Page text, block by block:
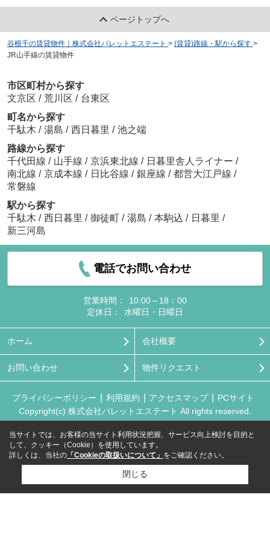
ページトップへ
谷根千の賃貸物件｜株式会社パレットエステート > (賃貸)路線・駅から探す >
JR山手線の賃貸物件
市区町村から探す
文京区 / 荒川区 / 台東区
町名から探す
千駄木 / 湯島 / 西日暮里 / 池之端
路線から探す
千代田線 / 山手線 / 京浜東北線 / 日暮里舎人ライナー /
南北線 / 京成本線 / 日比谷線 / 銀座線 / 都営大江戸線 /
常磐線
駅から探す
千駄木 / 西日暮里 / 御徒町 / 湯島 / 本駒込 / 日暮里 /
新三河島
電話でお問い合わせ
営業時間：
10:00～18：00
定休日：
水曜日・日曜日
ホーム 会社概要
お問い合わせ 物件リクエスト
プライバシーポリシー 利用規約 アクセスマップ
PCサイト
Copyright(c) 株式会社パレットエステート All rights reserved.
当サイトでは、お客様の当サイト利用状況把握、サービス向上検討を目的と
して、クッキー（Cookie）を使用しています。
詳しくは、当社の 「Cookieの取扱いについて」 をご確認ください。
閉じる